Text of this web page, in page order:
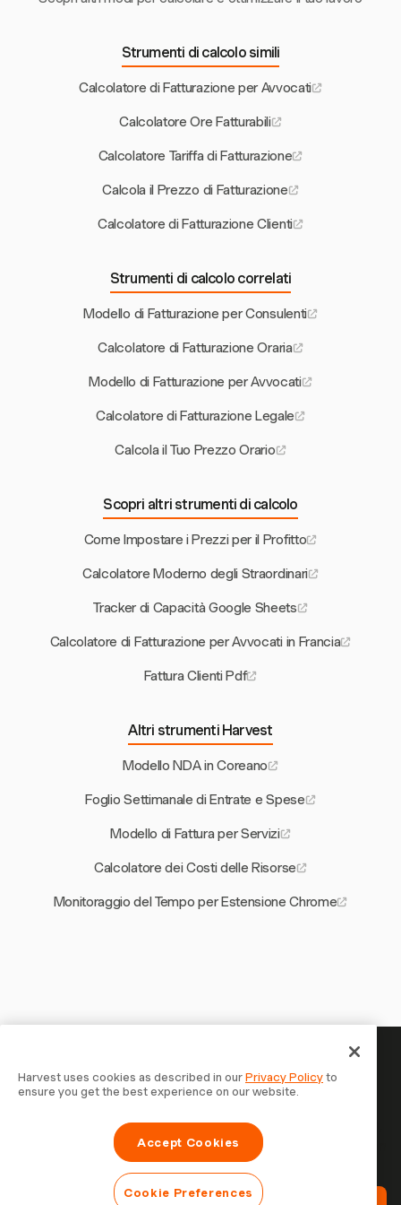
Strumenti di calcolo simili
Calcolatore di Fatturazione per Avvocati
Calcolatore Ore Fatturabili
Calcolatore Tariffa di Fatturazione
Calcola il Prezzo di Fatturazione
Calcolatore di Fatturazione Clienti
Strumenti di calcolo correlati
Modello di Fatturazione per Consulenti
Calcolatore di Fatturazione Oraria
Modello di Fatturazione per Avvocati
Calcolatore di Fatturazione Legale
Calcola il Tuo Prezzo Orario
Scopri altri strumenti di calcolo
Come Impostare i Prezzi per il Profitto
Calcolatore Moderno degli Straordinari
Tracker di Capacità Google Sheets
Calcolatore di Fatturazione per Avvocati in Francia
Fattura Clienti Pdf
Altri strumenti Harvest
Modello NDA in Coreano
Foglio Settimanale di Entrate e Spese
Modello di Fattura per Servizi
Calcolatore dei Costi delle Risorse
Monitoraggio del Tempo per Estensione Chrome
Il tuo tempo merita di essere
tracciato — inizia ora
Unisciti a oltre 70.000 aziende che monitorano il tempo,
fatturano i clienti e vengono pagate più velocemente con
Harvest uses cookies as described in ourPrivacy Policyto
ensure you get the best experience on our website.
Accept Cookies
Cookie Preferences